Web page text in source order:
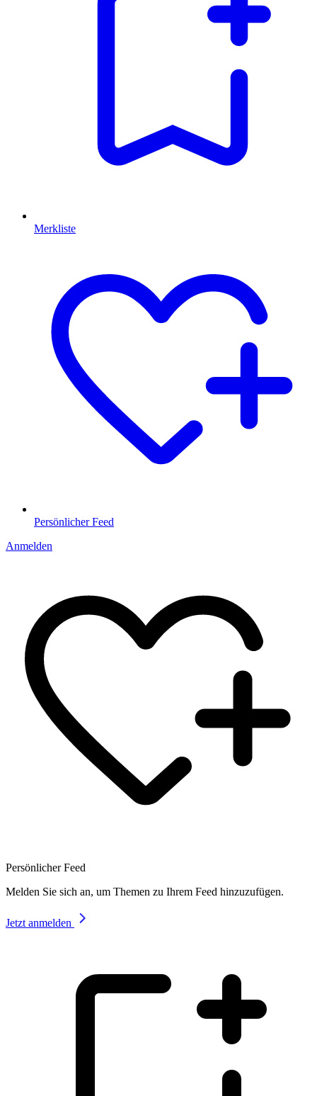
Merkliste
Persönlicher Feed
Anmelden
Persönlicher Feed
Melden Sie sich an, um Themen zu Ihrem Feed hinzuzufügen.
Jetzt anmelden